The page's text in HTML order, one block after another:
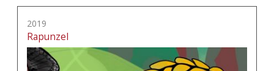
2019
Rapunzel